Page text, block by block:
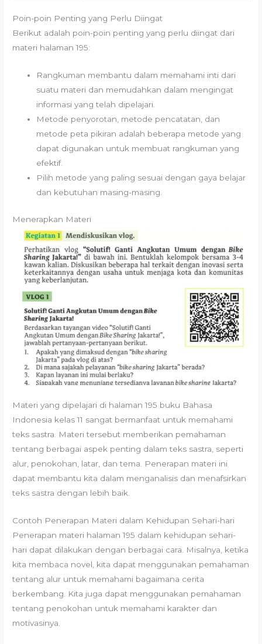
Poin-poin Penting yang Perlu Diingat
Berikut adalah poin-poin penting yang perlu diingat dari
materi halaman 195:
Rangkuman membantu dalam memahami inti dari
suatu materi dan memudahkan dalam mengingat
informasi yang telah dipelajari.
Metode penyorotan, metode pencatatan, dan
metode peta pikiran adalah beberapa metode yang
dapat digunakan untuk membuat rangkuman yang
efektif.
Pilih metode yang paling sesuai dengan gaya belajar
dan kebutuhan masing-masing.
Menerapkan Materi
Materi yang dipelajari di halaman 195 buku Bahasa
Indonesia kelas 11 sangat bermanfaat untuk memahami
teks sastra. Materi tersebut memberikan pemahaman
tentang berbagai aspek penting dalam teks sastra, seperti
alur, penokohan, latar, dan tema. Penerapan materi ini
dapat membantu kita dalam menganalisis dan menafsirkan
teks sastra dengan lebih baik.
Contoh Penerapan Materi dalam Kehidupan Sehari-hari
Penerapan materi halaman 195 dalam kehidupan sehari-
hari dapat dilakukan dengan berbagai cara. Misalnya, ketika
kita membaca novel, kita dapat menggunakan pemahaman
tentang alur untuk memahami bagaimana cerita
berkembang. Kita juga dapat menggunakan pemahaman
tentang penokohan untuk memahami karakter dan
motivasinya.